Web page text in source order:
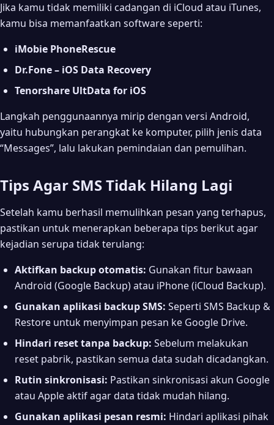
Jika kamu tidak memiliki cadangan di iCloud atau iTunes,
kamu bisa memanfaatkan software seperti:
iMobie PhoneRescue
Dr.Fone – iOS Data Recovery
Tenorshare UltData for iOS
Langkah penggunaannya mirip dengan versi Android,
yaitu hubungkan perangkat ke komputer, pilih jenis data
“Messages”, lalu lakukan pemindaian dan pemulihan.
Tips Agar SMS Tidak Hilang Lagi
Setelah kamu berhasil memulihkan pesan yang terhapus,
pastikan untuk menerapkan beberapa tips berikut agar
kejadian serupa tidak terulang:
Aktifkan backup otomatis: Gunakan fitur bawaan
Android (Google Backup) atau iPhone (iCloud Backup).
Gunakan aplikasi backup SMS: Seperti SMS Backup &
Restore untuk menyimpan pesan ke Google Drive.
Hindari reset tanpa backup: Sebelum melakukan
reset pabrik, pastikan semua data sudah dicadangkan.
Rutin sinkronisasi: Pastikan sinkronisasi akun Google
atau Apple aktif agar data tidak mudah hilang.
Gunakan aplikasi pesan resmi: Hindari aplikasi pihak